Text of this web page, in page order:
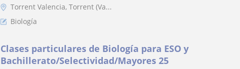
Torrent Valencia, Torrent (Va...
Biología
Clases particulares de Biología para ESO y
Bachillerato/Selectividad/Mayores 25